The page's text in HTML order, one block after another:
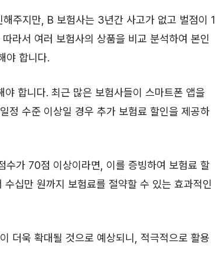
주지만, B 보험사는 3년간 사고가 없고 벌점이 1
라서 여러 보험사의 상품을 비교 분석하여 본인
야 합니다.
야 합니다. 최근 많은 보험사들이 스마트폰 앱을
정 수준 이상일 경우 추가 보험료 할인을 제공하
수가 70점 이상이라면, 이를 증빙하여 보험료 할
십만 원까지 보험료를 절약할 수 있는 효과적인
더욱 확대될 것으로 예상되니, 적극적으로 활용